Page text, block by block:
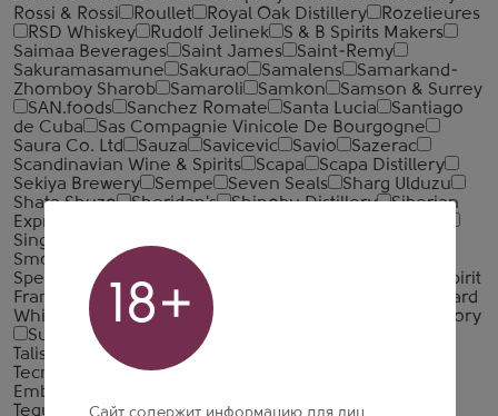
Rossi & Rossi
Roullet Royal Oak Distillery
Rozelieures
RSD Whiskey
Rudolf Jelinek
S & B Spirits Makers
Saimaa Beverages
Saint James
Saint-Remy
Sakuramasamune
Sakurao Samalens
Samarkand-
Zhomboy Sharob
Samaroli Samkon
Samson & Surrey
SAN.foods
Sanchez Romate Santa Lucia
Santiago
de Cuba
Sas Compagnie Vinicole De Bourgogne
Saura Co. Ltd
Sauza Savicevic Savio
Sazerac
Scandinavian Wine & Spirits
Scapa
Scapa Distillery
Sekiya Brewery
Sempe Seven Seals
Sharg Ulduzu
Shata Shuzo
Sheridan's Shinobu Distillery
Siberian
Express
Singular Spirits
Smokehead
Sodiko N. V.
Spencerfield Spirit
Speyside Distillery
Spirit
France
Spirit Tellers Spiritique
Starward
Whiskey
Stauning Whisky Distillery
Suntory
Suntory Limited
Tahitian Import Export
Talisker Distillery
Tamdhu
Tecnoazucar
Teeling
Embajador S.A. de C.V
Tequilas del Senor
Terressentia Corporation
18+
Сайт содержит информацию для лиц